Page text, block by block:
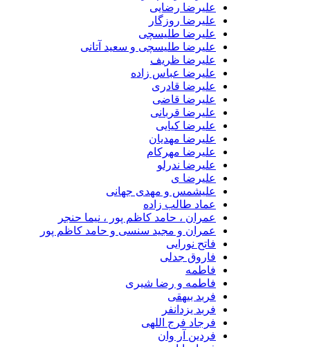
علیرضا رضایی
علیرضا روزگار
علیرضا طلیسچی
علیرضا طلیسچی و سعید آتانی
علیرضا ظریف
علیرضا عباس زاده
علیرضا قادری
علیرضا قاضی
علیرضا قربانی
علیرضا کیایی
علیرضا مهدیان
علیرضا مهرکام
علیرضا ندرلو
علیرضا ی
علیشمس و مهدی جهانی
عماد طالب زاده
عمران ، حامد کاظم پور ، نیما حنجر
عمران و مجید سنسی و حامد کاظم پور
فاتح نورایی
فاروق جدلی
فاطمه
فاطمه و رضا شیری
فربد بیهقی
فربد یزدانفر
فرجاد فرج اللهی
فردین آر وان